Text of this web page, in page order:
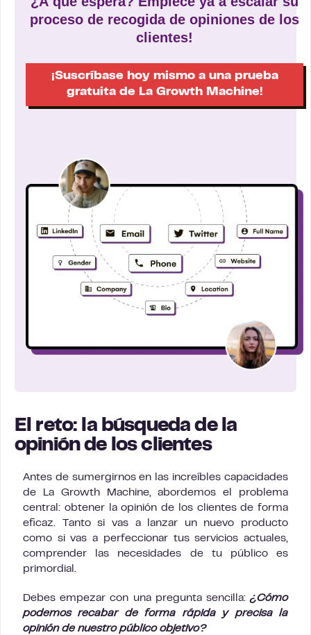
proceso de recogida de opiniones de los
clientes!
¡Suscríbase hoy mismo a una prueba
gratuita de La Growth Machine!
El reto: la búsqueda de la
opinión de los clientes
Antes de sumergirnos en las increíbles capacidades
de La Growth Machine, abordemos el problema
central: obtener la opinión de los clientes de forma
eficaz. Tanto si vas a lanzar un nuevo producto
como si vas a perfeccionar tus servicios actuales,
comprender las necesidades de tu público es
primordial.
Debes empezar con una pregunta sencilla: ¿Cómo
podemos recabar de forma rápida y precisa la
opinión de nuestro público objetivo?